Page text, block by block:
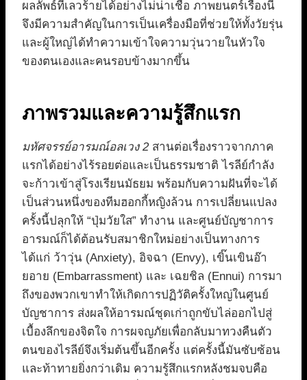
ผลลัพธ์ที่เลวร้ายได้อย่างไม่น่าเชื่อ ภาพยนตร์เรื่องนี้
จึงมีความสำคัญในการเป็นเครื่องมือที่ช่วยให้ทั้งวัยรุ่น
และผู้ใหญ่ได้ทำความเข้าใจความวุ่นวายในหัวใจ
ของตนเองและคนรอบข้างมากขึ้น
ภาพรวมและความรู้สึกแรก
มหัศจรรย์อารมณ์อลเวง 2สานต่อเรื่องราวจากภาค
แรกได้อย่างไร้รอยต่อและเป็นธรรมชาติ ไรลีย์กำลัง
จะก้าวเข้าสู่โรงเรียนมัธยม พร้อมกับความฝันที่จะได้
เป็นส่วนหนึ่งของทีมฮอกกี้หญิงล้วน การเปลี่ยนแปลง
ครั้งนี้ปลุกให้ “ปุ่มวัยใส” ทำงาน และศูนย์บัญชาการ
อารมณ์ก็ได้ต้อนรับสมาชิกใหม่อย่างเป็นทางการ
ได้แก่ ว้าวุ่น (Anxiety), อิจฉา (Envy), เขิ๊นเขินอ๊า
ยอาย (Embarrassment) และ เฉยชิล (Ennui) การมา
ถึงของพวกเขาทำให้เกิดการปฏิวัติครั้งใหญ่ในศูนย์
บัญชาการ ส่งผลให้อารมณ์ชุดเก่าถูกขับไล่ออกไปสู่
เบื้องลึกของจิตใจ การผจญภัยเพื่อกลับมาทวงคืนตัว
ตนของไรลีย์จึงเริ่มต้นขึ้นอีกครั้ง แต่ครั้งนี้มันซับซ้อน
และท้าทายยิ่งกว่าเดิม ความรู้สึกแรกหลังชมจบคือ